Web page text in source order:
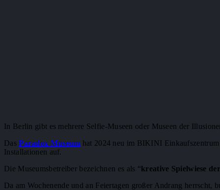
In Berlin gibt es mehrere Selfie-Museen oder Museen der
DasParadox Museum hat 2024 neu im BIKINI
Installationen auf.
Die Museumsbetreiber bezeichnen es als “kreative Spielwiese
Da am Wochenende und an Feiertagen großer Andrang herrscht,